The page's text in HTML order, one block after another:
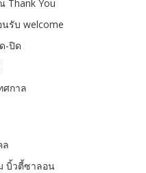
Thank You
รับ welcome
-ปิด
ศกาล
ล
บิ้วตี้ซาลอน